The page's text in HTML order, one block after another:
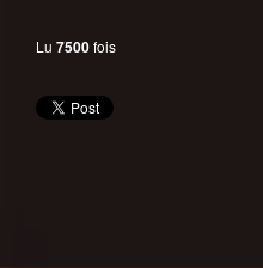
Lu 7500fois